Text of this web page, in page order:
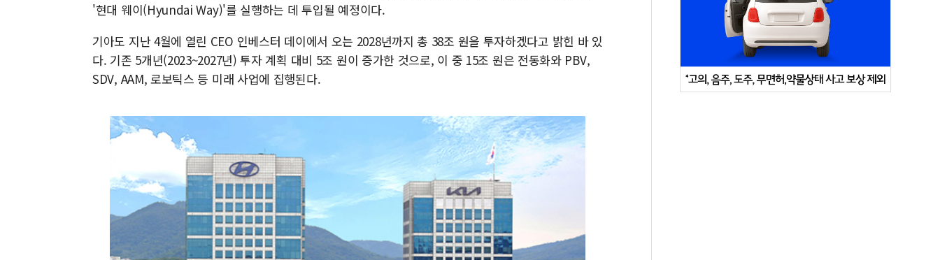
'현대 웨이(Hyundai Way)'를 실행하는 데 투입될 예정이다.
기아도 지난 4월에 열린 CEO 인베스터 데이에서 오는 2028년까지 총 38조 원을 투자하겠다고 밝힌 바 있
다. 기존 5개년(2023~2027년) 투자 계획 대비 5조 원이 증가한 것으로, 이 중 15조 원은 전동화와 PBV,
SDV, AAM, 로보틱스 등 미래 사업에 집행된다.